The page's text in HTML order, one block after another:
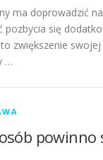
ma doprowadzić
pozbycia się
zwiększenie
…
powinno